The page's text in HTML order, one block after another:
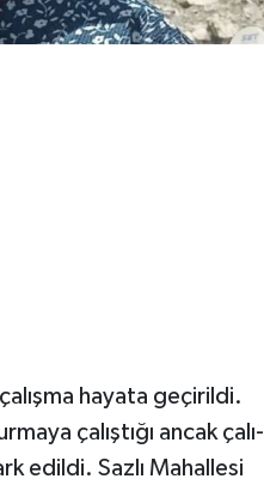
hayata geçirildi.
çalıştığı ancak çalı-
edildi. Sazlı Mahallesi